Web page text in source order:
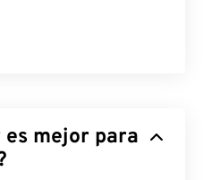
mejor para